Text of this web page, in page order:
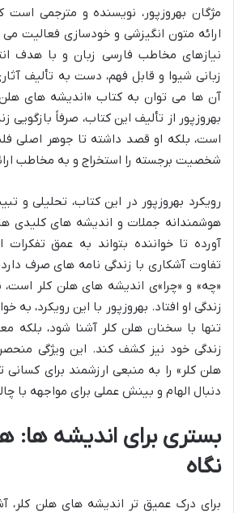
مژگان بهروزپور، نویسنده و مترجمی است
ارائه متون انگیزشی و خودسازی فعالیت می
نیازهای مخاطب فارسی زبان و با هدف
زبانی شیوا و قابل فهم، دست به تألیف
آن ها می توان به کتاب «اندیشه های هلن
بهروزپور از تألیف این کتاب، صرفاً بازگویی
است، بلکه او قصد داشته تا جوهر اصلی
شخصیت برجسته را استخراج و به مخاطب
رویکرد بهروزپور در این کتاب، تحلیلی و
هوشمندانه جملات و اندیشه های کلیدی
آورده تا خواننده بتواند به عمق
تفاوت آشکاری با زندگی نامه های صرف
«چه» و «چرا»ی اندیشه های هلن کلر است،
زندگی او افتاد. بهروزپور با این رویکرد، به
تنها با سخنان هلن کلر آشنا شود، بلکه
زندگی خود نیز کشف کند. این ویژگی
هلن کلر» را به منبعی ارزشمند برای
دنبال الهام و بینش عملی برای مواجهه با
بستری برای اندیشه ها:
نگاه
برای درک عمیق تر اندیشه های هلن کلر،